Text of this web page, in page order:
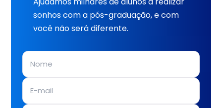
sonhos com a pós-graduação, e com
você não será diferente.